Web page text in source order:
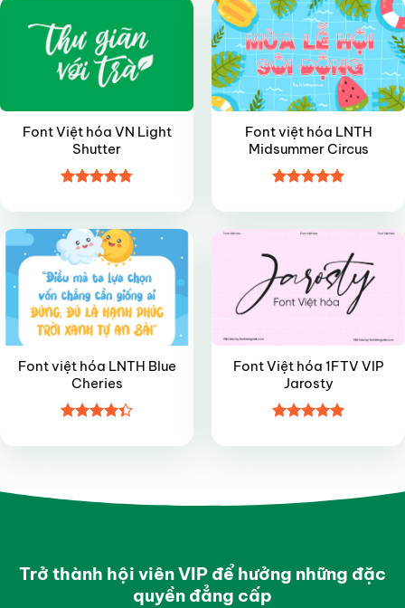
Font Việt hóa VN Light
Shutter
hạng4.85
sao
Font việt hóa LNTH
Midsummer Circus
hạng4.95
5 sao
Font việt hóa LNTH Blue
Cheries
hạng4.35
Font Việt hóa 1FTV VIP
Jarosty
hạng4.95
Trở thành hội viên VIP để hưởng những đặc
quyền đẳng cấp